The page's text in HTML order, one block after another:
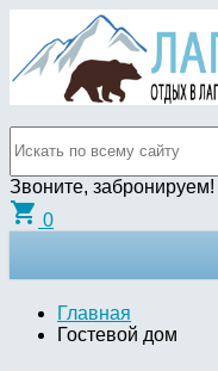
Звоните, забронируем!
shopping_cart 0
Главная
Гостевой дом